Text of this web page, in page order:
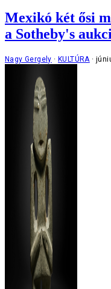
Mexikó két ősi
a Sotheby's
Nagy Gergely KULTÚRA